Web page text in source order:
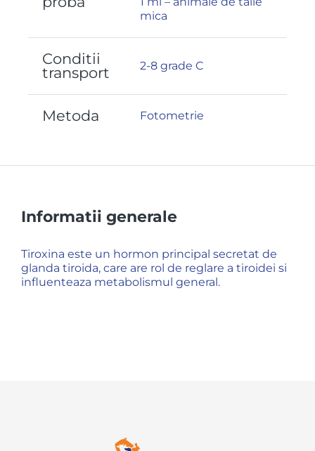
mica
Conditii
transport
2-8 grade C
Metoda Fotometrie
Informatii generale
Tiroxina este un hormon principal secretat de
glanda tiroida, care are rol de reglare a tiroidei si
influenteaza metabolismul general.